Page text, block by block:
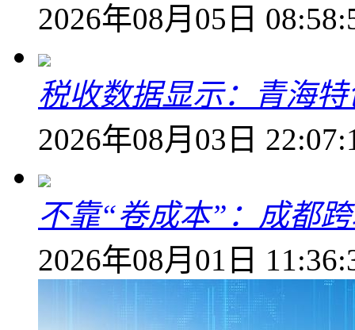
2026年08月05日
税收数据显示：青海
2026年08月03日
不靠“卷成本”：成都
2026年08月01日